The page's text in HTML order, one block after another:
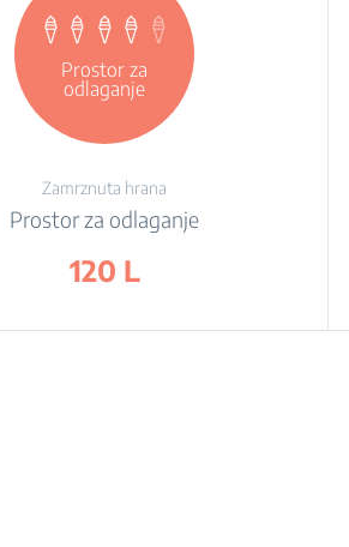
Prostor za
odlaganje
Zamrznuta hrana
Prostor za odlaganje
120 L